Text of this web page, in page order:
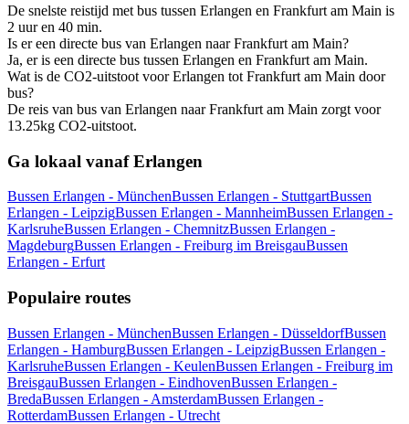
De snelste reistijd met bus tussen Erlangen en Frankfurt am Main is
2 uur en 40 min.
Is er een directe bus van Erlangen naar Frankfurt am Main?
Ja, er is een directe bus tussen Erlangen en Frankfurt am Main.
Wat is de CO2-uitstoot voor Erlangen tot Frankfurt am Main door
bus?
De reis van bus van Erlangen naar Frankfurt am Main zorgt voor
13.25kg CO2-uitstoot.
Ga lokaal vanaf Erlangen
Bussen Erlangen - MünchenBussen Erlangen - StuttgartBussen
Erlangen - LeipzigBussen Erlangen - MannheimBussen Erlangen -
KarlsruheBussen Erlangen - ChemnitzBussen Erlangen -
MagdeburgBussen Erlangen - Freiburg im BreisgauBussen
Erlangen - Erfurt
Populaire routes
Bussen Erlangen - MünchenBussen Erlangen - DüsseldorfBussen
Erlangen - HamburgBussen Erlangen - LeipzigBussen Erlangen -
KarlsruheBussen Erlangen - KeulenBussen Erlangen - Freiburg im
BreisgauBussen Erlangen - EindhovenBussen Erlangen -
BredaBussen Erlangen - AmsterdamBussen Erlangen -
RotterdamBussen Erlangen - Utrecht